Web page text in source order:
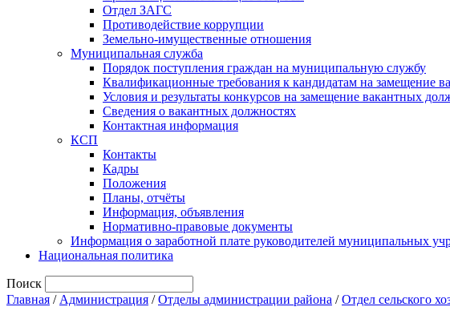
Отдел ЗАГС
Противодействие коррупции
Земельно-имущественные отношения
Муниципальная служба
Порядок поступления граждан на муниципальную службу
Квалификационные требования к кандидатам на замещение
Условия и результаты конкурсов на замещение вакантных
Сведения о вакантных должностях
Контактная информация
КСП
Контакты
Кадры
Положения
Планы, отчёты
Информация, объявления
Нормативно-правовые документы
Информация о заработной плате руководителей муниципальных
Национальная политика
Поиск
Главная / Администрация /Отделы администрации района /Отдел сельского